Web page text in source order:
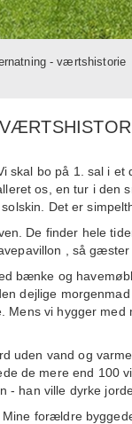
- værtshistorie
skal bo på 1. sal i
os, en tur i den
Det er
De finder hele
, så
bænke og
dejlige
vi hygger
uden vand og
de mere end 100
- han ville dyrke
forældre